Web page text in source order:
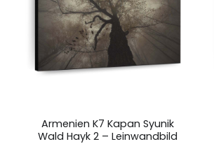
Armenien K7 Kapan Syunik
Wald Hayk 2 – Leinwandbild